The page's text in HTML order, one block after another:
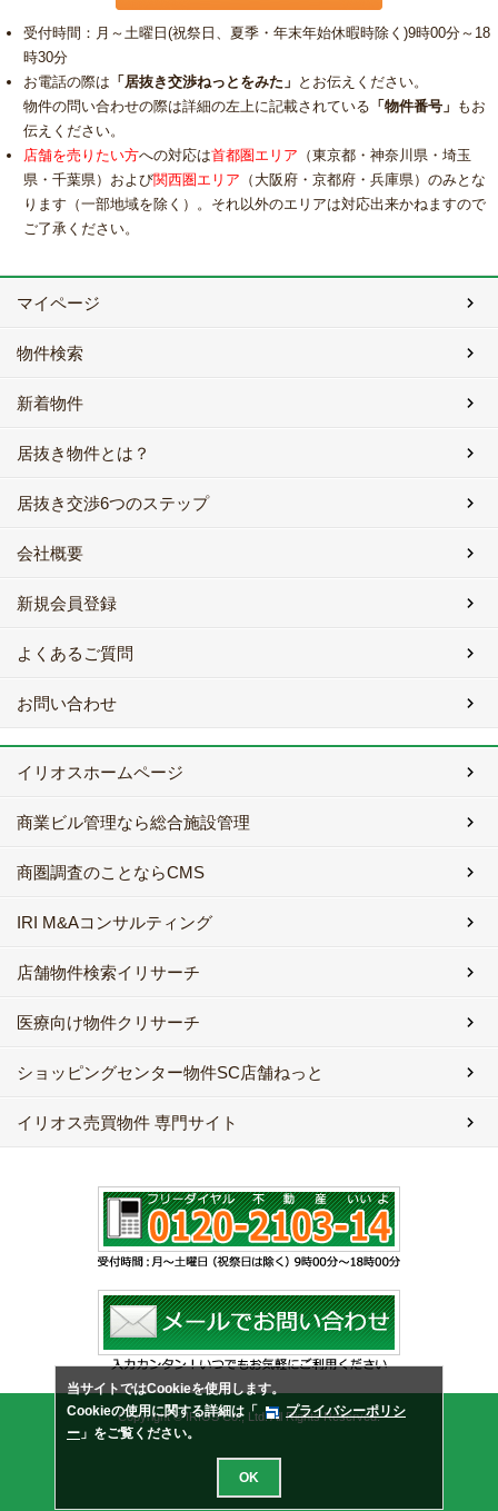
受付時間：月～土曜日(祝祭日、夏季・年末年始休暇時除く)9時00分～18
時30分
お電話の際は 「居抜き交渉ねっとをみた」 とお伝えください。
物件の問い合わせの際は詳細の左上に記載されている 「物件番号」 もお
伝えください。
店舗を売りたい方への対応は首都圏エリア （東京都・神奈川県・埼玉
県・千葉県）および関西圏エリア （大阪府・京都府・兵庫県）のみとな
ります（一部地域を除く）。それ以外のエリアは対応出来かねますので
ご了承ください。
マイページ
物件検索
新着物件
居抜き物件とは？
居抜き交渉6つのステップ
会社概要
新規会員登録
よくあるご質問
お問い合わせ
イリオスホームページ
商業ビル管理なら総合施設管理
商圏調査のことならCMS
IRI M&Aコンサルティング
店舗物件検索イリサーチ
医療向け物件クリサーチ
ショッピングセンター物件SC店舗ねっと
イリオス売買物件 専門サイト
Copyright © IRIOS Co., Ltd. All Rights Reserved.
当サイトではCookieを使用します。
Cookieの使用に関する詳細は「
プライバシーポリシ
ー 」をご覧ください。
OK